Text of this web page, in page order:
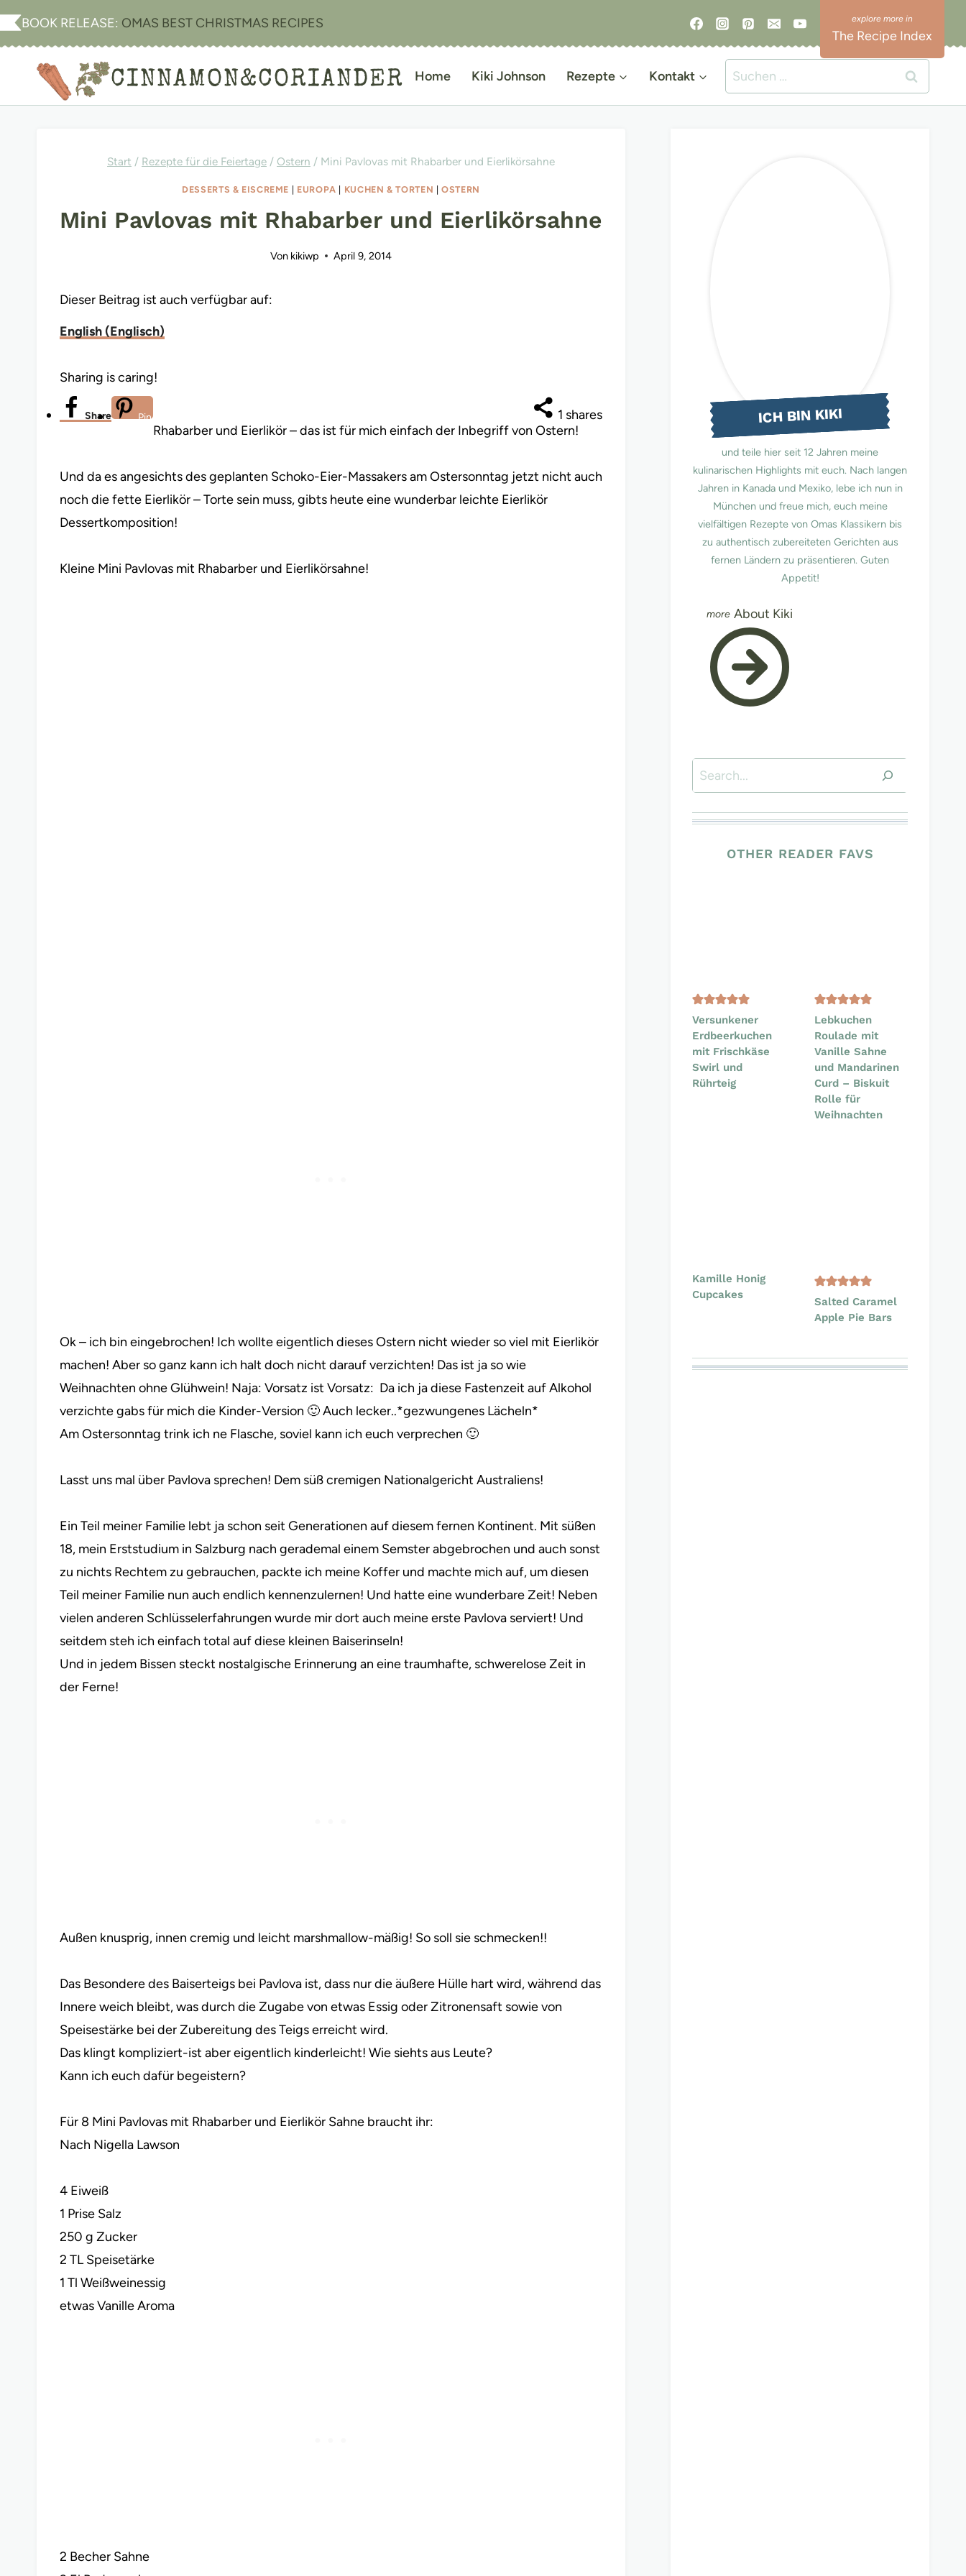
Zum
Inhalt
BOOK RELEASE: OMAS BEST CHRISTMAS RECIPES
The Recipe Index
CINNAMON&CORIANDER Home Kiki Johnson Rezepte Kontakt
Suchen
nach:
Start / Rezepte für die Feiertage / Ostern / Mini Pavlovas mit Rhabarber und Eierlikörsahne
DESSERTS & EISCREME EUROPA KUCHEN & TORTEN |OSTERN
Mini Pavlovas mit Rhabarber und Eierlikörsahne
Von kikiwp April 9, 2014
Dieser Beitrag ist auch verfügbar auf:
English(Englisch)
Sharing is caring!
1 shares
Share Pin
Rhabarber und Eierlikör – das ist für mich einfach der Inbegriff von Ostern!
Und da es angesichts des geplanten Schoko-Eier-Massakers am Ostersonntag jetzt nicht auch
noch die fette Eierlikör – Torte sein muss, gibts heute eine wunderbar leichte Eierlikör
Dessertkomposition!
Kleine Mini Pavlovas mit Rhabarber und Eierlikörsahne!
Ok – ich bin eingebrochen! Ich wollte eigentlich dieses Ostern nicht wieder so viel mit Eierlikör
machen! Aber so ganz kann ich halt doch nicht darauf verzichten! Das ist ja so wie
Weihnachten ohne Glühwein! Naja: Vorsatz ist Vorsatz: Da ich ja diese Fastenzeit auf Alkohol
verzichte gabs für mich die Kinder-Version 🙂 Auch lecker..*gezwungenes Lächeln*
Am Ostersonntag trink ich ne Flasche, soviel kann ich euch verprechen 🙂
Lasst uns mal über Pavlova sprechen! Dem süß cremigen Nationalgericht Australiens!
Ein Teil meiner Familie lebt ja schon seit Generationen auf diesem fernen Kontinent. Mit süßen
18, mein Erststudium in Salzburg nach gerademal einem Semster abgebrochen und auch sonst
zu nichts Rechtem zu gebrauchen, packte ich meine Koffer und machte mich auf, um diesen
Teil meiner Familie nun auch endlich kennenzulernen! Und hatte eine wunderbare Zeit! Neben
vielen anderen Schlüsselerfahrungen wurde mir dort auch meine erste Pavlova serviert! Und
seitdem steh ich einfach total auf diese kleinen Baiserinseln!
Und in jedem Bissen steckt nostalgische Erinnerung an eine traumhafte, schwerelose Zeit in
der Ferne!
Außen knusprig, innen cremig und leicht marshmallow-mäßig! So soll sie schmecken!!
Das Besondere des Baiserteigs bei Pavlova ist, dass nur die äußere Hülle hart wird, während das
Innere weich bleibt, was durch die Zugabe von etwas Essig oder Zitronensaft sowie von
Speisestärke bei der Zubereitung des Teigs erreicht wird.
Das klingt kompliziert-ist aber eigentlich kinderleicht! Wie siehts aus Leute?
Kann ich euch dafür begeistern?
Für 8 Mini Pavlovas mit Rhabarber und Eierlikör Sahne braucht ihr:
Nach Nigella Lawson
4 Eiweiß
1 Prise Salz
250 g Zucker
2 TL Speisetärke
1 Tl Weißweinessig
etwas Vanille Aroma
2 Becher Sahne
ICH BIN KIKI
und teile hier seit 12 Jahren meine
kulinarischen Highlights mit euch. Nach langen
Jahren in Kanada und Mexiko, lebe ich nun in
München und freue mich, euch meine
vielfältigen Rezepte von Omas Klassikern bis
zu authentisch zubereiteten Gerichten aus
fernen Ländern zu präsentieren. Guten
Appetit!
About Kiki
Suchen
OTHER READER FAVS
Versunkener
Erdbeerkuchen
mit Frischkäse
Swirl und
Rührteig
Lebkuchen
Roulade mit
Vanille Sahne
und Mandarinen
Curd – Biskuit
Rolle für
Weihnachten
Kamille Honig
Cupcakes
Salted Caramel
Apple Pie Bars